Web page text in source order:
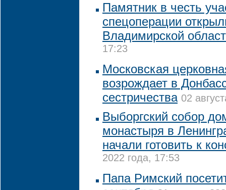
Памятник в честь
спецоперации
Владимирской
17:23
Московская
возрождает в
сестричества 02
Выборгский собор
монастыря в
начали готовить к
2022 года, 17:53
Папа Римский